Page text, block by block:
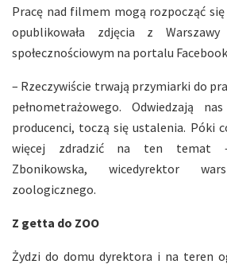
Pracę nad filmem mogą rozpocząć
opublikowała zdjęcia z
społecznościowym na portalu
– Rzeczywiście trwają przymiarki do
pełnometrażowego. Odwiedzają
producenci, toczą się ustalenia. Póki
więcej zdradzić na ten temat –
Zbonikowska, wicedyrektor
zoologicznego.
Z getta do ZOO
Żydzi do domu dyrektora i na teren